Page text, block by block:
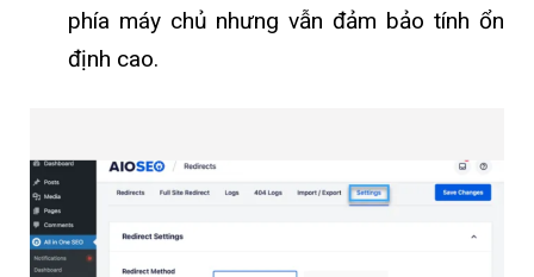
phía máy chủ nhưng vẫn đảm bảo tính ổn
định cao.